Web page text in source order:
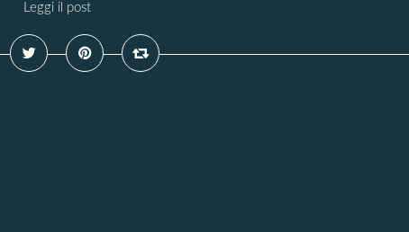
Leggi il post